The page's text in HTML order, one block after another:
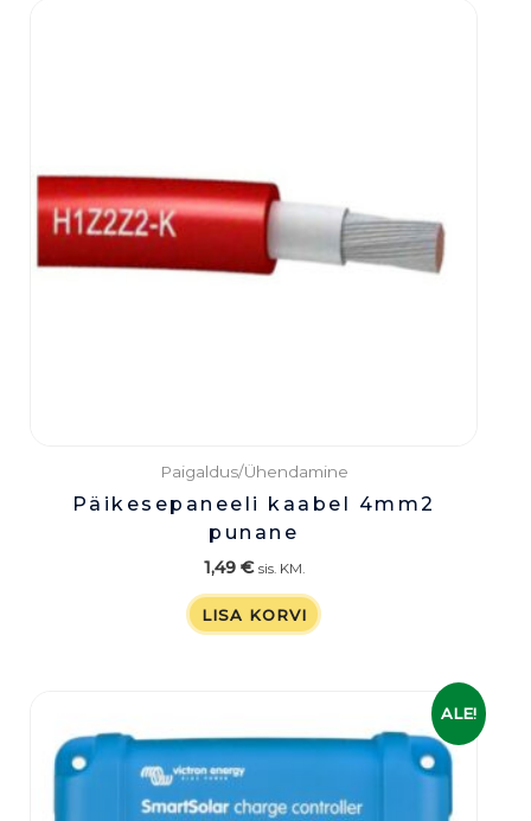
Paigaldus/Ühendamine
Päikesepaneeli kaabel 4mm2
punane
1,49 € sis. KM.
LISA KORVI
ALE!
oli:
89,00 €.
on: